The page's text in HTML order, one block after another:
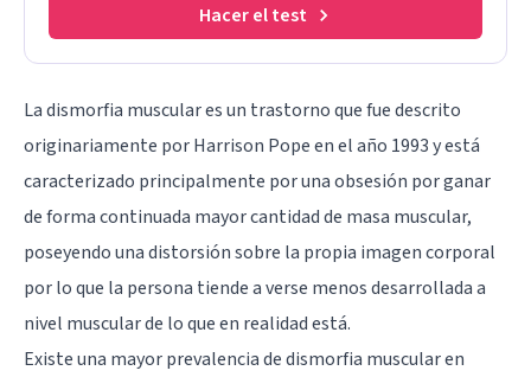
Hacer el test
La dismorfia muscular es un trastorno que fue descrito
originariamente por Harrison Pope en el año 1993 y está
caracterizado principalmente por una obsesión por ganar
de forma continuada mayor cantidad de masa muscular,
poseyendo una distorsión sobre la propia imagen corporal
por lo que la persona tiende a verse menos desarrollada a
nivel muscular de lo que en realidad está.
Existe una mayor prevalencia de dismorfia muscular en